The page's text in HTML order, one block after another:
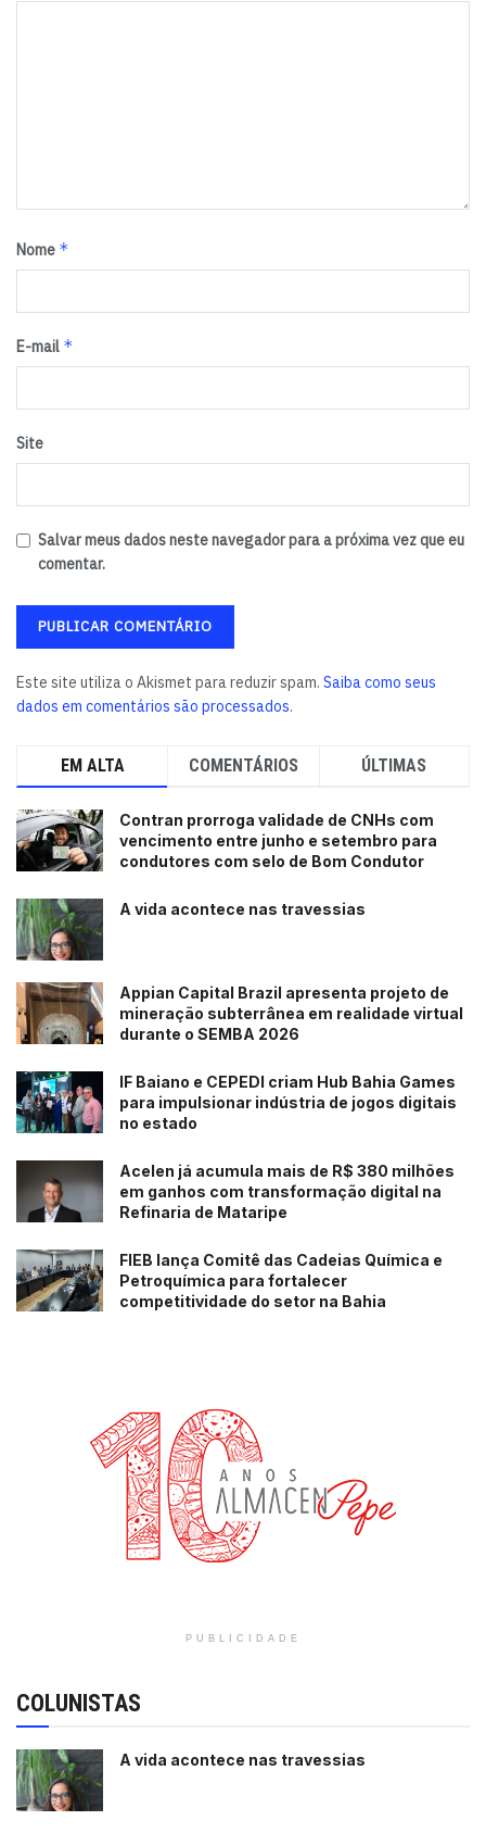
Nome *
E-mail *
Site
Salvar meus dados neste navegador para a próxima vez que eu
comentar.
Este site utiliza o Akismet para reduzir spam. Saiba como seus
dados em comentários são processados.
EM ALTA COMENTÁRIOS ÚLTIMAS
Contran prorroga validade de CNHs com
vencimento entre junho e setembro para
condutores com selo de Bom Condutor
A vida acontece nas travessias
Appian Capital Brazil apresenta projeto de
mineração subterrânea em realidade virtual
durante o SEMBA 2026
IF Baiano e CEPEDI criam Hub Bahia Games
para impulsionar indústria de jogos digitais
no estado
Acelen já acumula mais de R$ 380 milhões
em ganhos com transformação digital na
Refinaria de Mataripe
FIEB lança Comitê das Cadeias Química e
Petroquímica para fortalecer
competitividade do setor na Bahia
PUBLICIDADE
COLUNISTAS
A vida acontece nas travessias